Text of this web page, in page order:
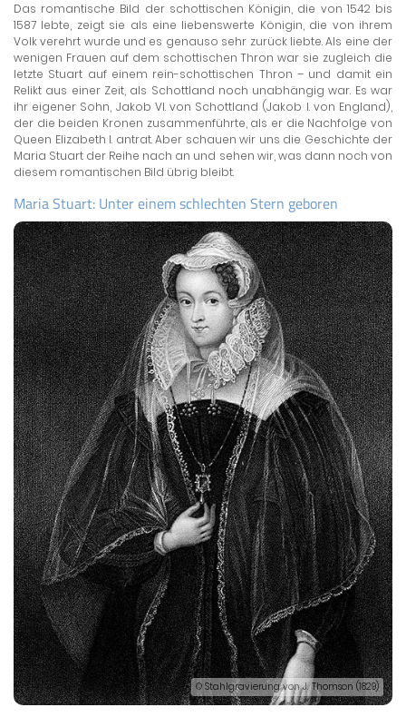
Das romantische Bild der schottischen Königin, die von 1542 bis
1587 lebte, zeigt sie als eine liebenswerte Königin, die von ihrem
Volk verehrt wurde und es genauso sehr zurück liebte. Als eine der
wenigen Frauen auf dem schottischen Thron war sie zugleich die
letzte Stuart auf einem rein-schottischen Thron – und damit ein
Relikt aus einer Zeit, als Schottland noch unabhängig war. Es war
ihr eigener Sohn, Jakob VI. von Schottland (Jakob I. von England),
der die beiden Kronen zusammenführte, als er die Nachfolge von
Queen Elizabeth I. antrat. Aber schauen wir uns die Geschichte der
Maria Stuart der Reihe nach an und sehen wir, was dann noch von
diesem romantischen Bild übrig bleibt.
Maria Stuart: Unter einem schlechten Stern geboren
© Stahlgravierung von J. Thomson (1829)